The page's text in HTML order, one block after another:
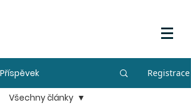
Příspěvek Registrace
Všechny články